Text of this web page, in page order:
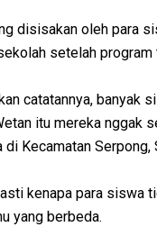
disisakan oleh para
setelah
catatannya,
itu mereka nggak
Kecamatan Serpong,
kenapa para siswa
yang berbeda.